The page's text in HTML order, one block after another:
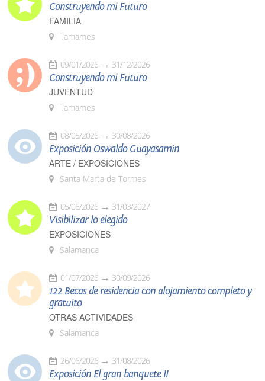
Construyendo mi Futuro
FAMILIA
Tamames
09/01/2026 31/12/2026
Construyendo mi Futuro
JUVENTUD
Tamames
08/05/2026 30/08/2026
Exposición Oswaldo Guayasamín
ARTE / EXPOSICIONES
Santa Marta de Tormes
05/06/2026 31/03/2027
Visibilizar lo elegido
EXPOSICIONES
Salamanca
01/07/2026 30/09/2026
122 Becas de residencia con alojamiento completo y
gratuito
OTRAS ACTIVIDADES
Salamanca
26/06/2026 31/08/2026
Exposición El gran banquete II